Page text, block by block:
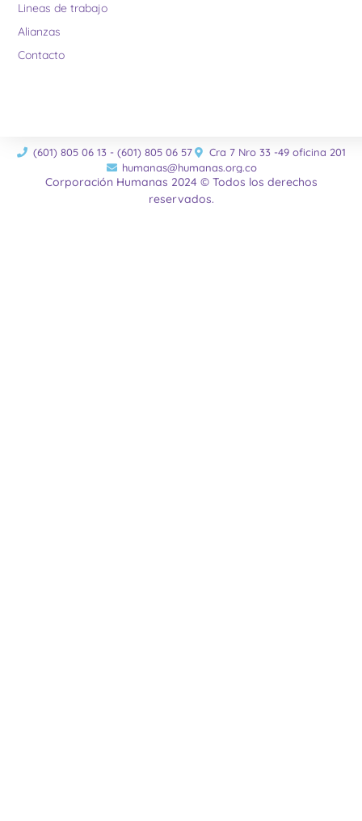
Lineas de trabajo
Alianzas
Contacto
(601) 805 06 13 - (601) 805 06 57
Cra 7 Nro 33 -49 oficina 201
humanas@humanas.org.co
Corporación Humanas 2024 © Todos los derechos
reservados.